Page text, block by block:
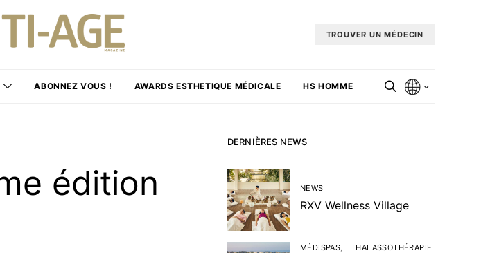
TROUVER UN MÉDECIN
ABONNEZ VOUS ! AWARDS ESTHETIQUE MÉDICALE HS HOMME
édition
DERNIÈRES NEWS
NEWS
RXV Wellness Village
MÉDISPAS THALASSOTHÉRAPIE